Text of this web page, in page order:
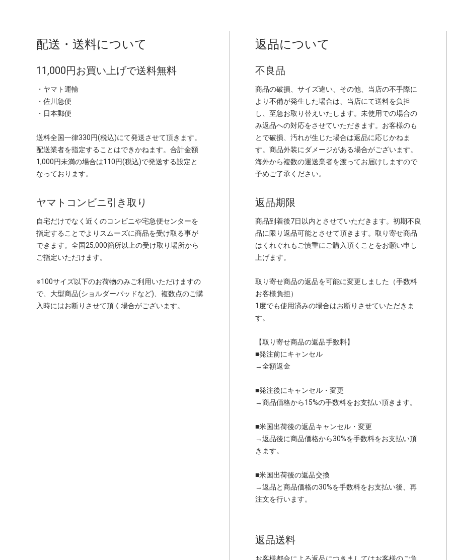
配送・送料について
11,000円お買い上げで送料無料
・ヤマト運輸
・佐川急便
・日本郵便
送料全国一律330円(税込)にて発送させて頂きます。
配送業者を指定することはできかねます。合計金額
1,000円未満の場合は110円(税込)で発送する設定と
なっております。
ヤマトコンビニ引き取り
自宅だけでなく近くのコンビニや宅急便センターを
指定することでよりスムーズに商品を受け取る事が
できます。全国25,000箇所以上の受け取り場所から
ご指定いただけます。
※100サイズ以下のお荷物のみご利用いただけますの
で、大型商品(ショルダーパッドなど)、複数点のご購
入時にはお断りさせて頂く場合がございます。
返品について
不良品
商品の破損、サイズ違い、その他、当店の不手際に
より不備が発生した場合は、当店にて送料を負担
し、至急お取り替えいたします。未使用での場合の
み返品への対応をさせていただきます。お客様のも
とで破損、汚れが生じた場合は返品に応じかねま
す。商品外装にダメージがある場合がございます。
海外から複数の運送業者を渡ってお届けしますので
予めご了承ください。
返品期限
商品到着後7日以内とさせていただきます。初期不良
品に限り返品可能とさせて頂きます。取り寄せ商品
はくれぐれもご慎重にご購入頂くことをお願い申し
上げます。
取り寄せ商品の返品を可能に変更しました（手数料
お客様負担）
1度でも使用済みの場合はお断りさせていただきま
す。
【取り寄せ商品の返品手数料】
■発注前にキャンセル
→全額返金
■発注後にキャンセル・変更
→商品価格から15%の手数料をお支払い頂きます。
■米国出荷後の返品キャンセル・変更
→返品後に商品価格から30%を手数料をお支払い頂
きます。
■米国出荷後の返品交換
→返品と商品価格の30%を手数料をお支払い後、再
注文を行います。
返品送料